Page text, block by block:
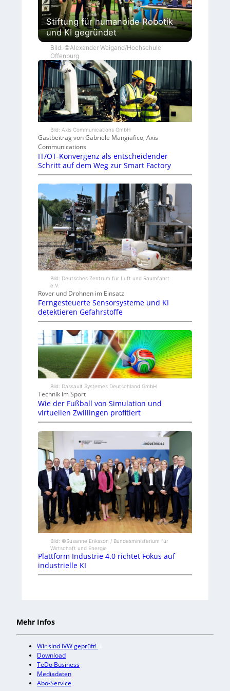
Stiftung für humanoide Robotik
und KI gegründet
Bild: ©Alexander Weigand/Hochschule
Offenburg
Bild: Axis Communications GmbH
Gastbeitrag von Gabriele Mangiafico, Axis
Communications
IT/OT-Konvergenz als entscheidender
Schritt auf dem Weg zur Smart Factory
Bild: Deutsches Zentrum für Luft und Raumfahrt
e.V.
Rover und Drohnen im Einsatz
Ferngesteuerte Sensorsysteme und KI
detektieren Gefahrstoffe
Bild: Dassault Systemes Deutschland GmbH
Technik im Sport
Wie der Fußball von Simulation und
virtuellen Zwillingen profitiert
Bild: ©Susanne Eriksson / Bundesministerium für
Wirtschaft und Energie
Plattform Industrie 4.0 richtet Fokus auf
industrielle KI
Mehr Infos
Wir sind IVW geprüft!
Download
TeDo Business
Mediadaten
Abo-Service